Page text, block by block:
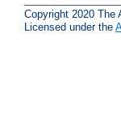
Copyright 2020 The
Licensed under the